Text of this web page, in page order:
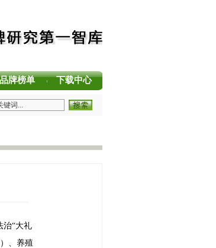
牌榜单 | 下载中心
发布 农业品牌塑造新标准
牌生态 创新具有独特整合力的中国品牌叙事
治“大礼
、养殖